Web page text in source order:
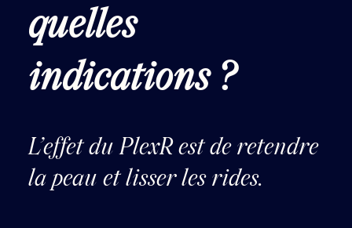
quelles
indications ?
L’effet du PlexR est de retendre
la peau et lisser les rides.